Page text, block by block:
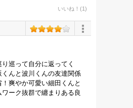
いいね！(1)
巡って自分に返ってく
んと波川くんの友達関係
爽やか可愛い細田くんと
ーク抜群で纏まりある良